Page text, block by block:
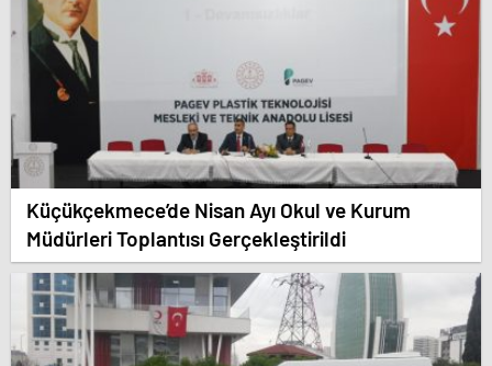
Küçükçekmece’de Nisan Ayı Okul ve Kurum
Müdürleri Toplantısı Gerçekleştirildi